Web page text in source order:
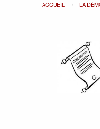
ACCUEIL LA